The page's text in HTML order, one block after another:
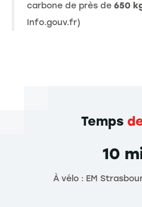
carbone de près de 650
Info.gouv.fr)
Temps
10
À vélo : EM